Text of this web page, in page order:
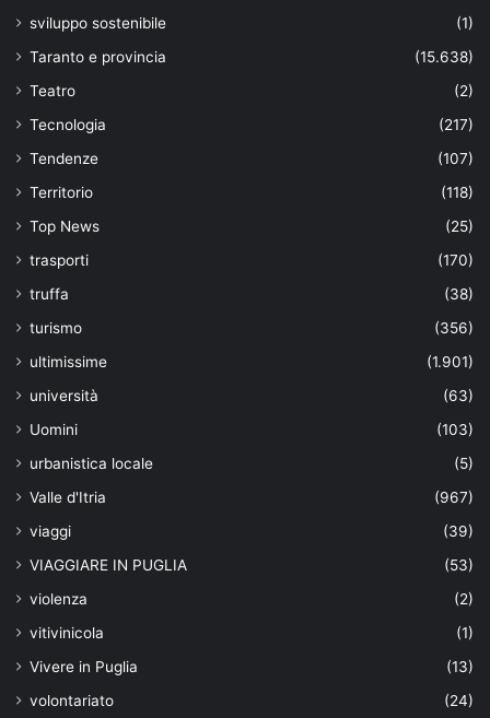
sviluppo sostenibile
(1)
Taranto e provincia
(15.638)
Teatro
(2)
Tecnologia
(217)
Tendenze
(107)
Territorio
(118)
Top News
(25)
trasporti
(170)
truffa
(38)
turismo
(356)
ultimissime
(1.901)
università
(63)
Uomini
(103)
urbanistica locale
(5)
Valle d'Itria
(967)
viaggi
(39)
VIAGGIARE IN PUGLIA
(53)
violenza
(2)
vitivinicola
(1)
Vivere in Puglia
(13)
volontariato
(24)